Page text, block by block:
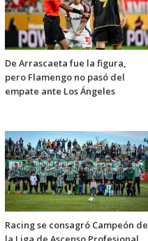
De Arrascaeta fue la figura,
pero Flamengo no pasó del
empate ante Los Ángeles
Racing se consagró Campeón de